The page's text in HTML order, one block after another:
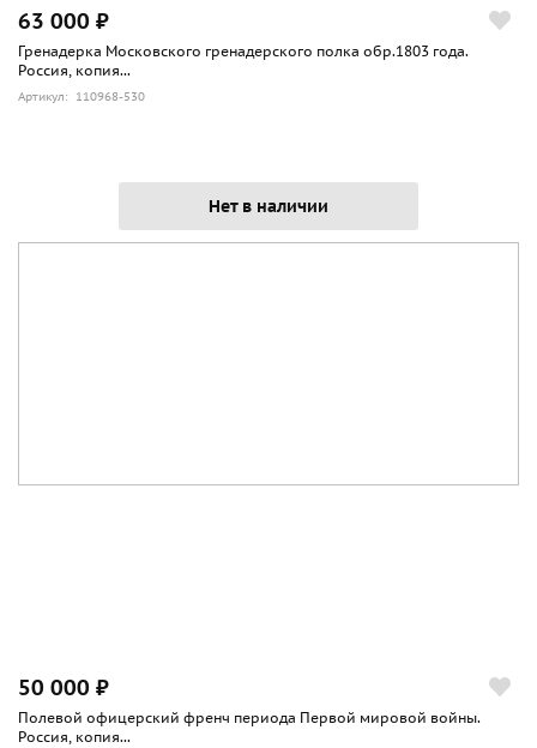
63 000 ₽
Гренадерка Московского гренадерского полка обр.1803 года.
Россия, копия...
Артикул: 110968-530
Нет в наличии
50 000 ₽
Полевой офицерский френч периода Первой мировой войны.
Россия, копия...